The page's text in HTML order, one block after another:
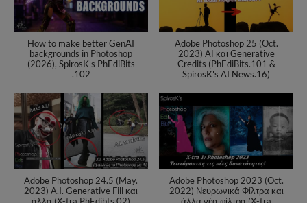
How to make better GenAI
backgrounds in Photoshop
(2026), SpirosK's PhEdiBits
.102
Adobe Photoshop 25 (Oct.
2023) ΑΙ και Generative
Credits (PhEdiBits.101 &
SpirosK's AI News.16)
Adobe Photoshop 24.5 (May.
2023) A.I. Generative Fill και
Adobe Photoshop 2023 (Oct.
2022) Νευρωνικά Φίλτρα και